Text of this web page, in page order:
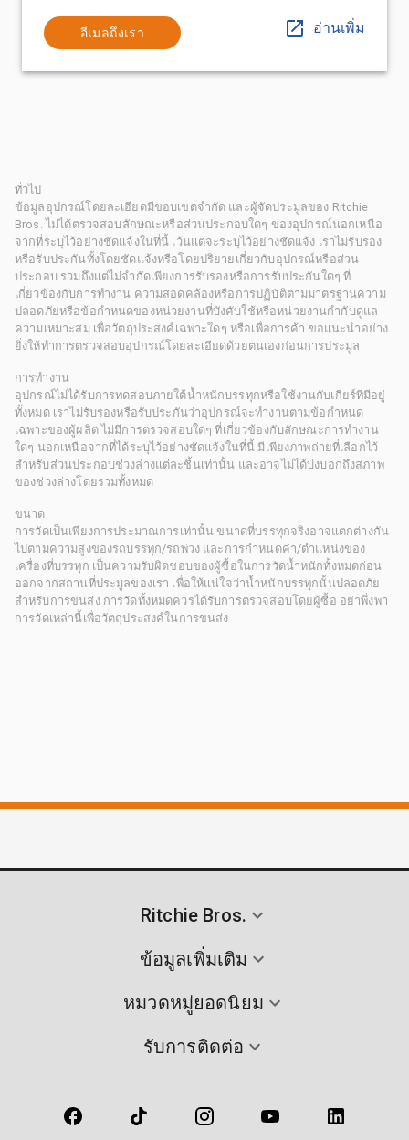
อีเมลถึงเรา อ่านเพิ่ม
ทั่วไป
ข้อมูลอุปกรณ์โดยละเอียดมีขอบเขตจำกัด และผู้จัดประมูลของ Ritchie
Bros. ไม่ได้ตรวจสอบลักษณะหรือส่วนประกอบใดๆ ของอุปกรณ์นอกเหนือ
จากที่ระบุไว้อย่างชัดแจ้งในที่นี้ เว้นแต่จะระบุไว้อย่างชัดแจ้ง เราไม่รับรอง
หรือรับประกันทั้งโดยชัดแจ้งหรือโดยปริยายเกี่ยวกับอุปกรณ์หรือส่วน
ประกอบ รวมถึงแต่ไม่จำกัดเพียงการรับรองหรือการรับประกันใดๆ ที่
เกี่ยวข้องกับการทำงาน ความสอดคล้องหรือการปฏิบัติตามมาตรฐานความ
ปลอดภัยหรือข้อกำหนดของหน่วยงานที่บังคับใช้หรือหน่วยงานกำกับดูแล
ความเหมาะสม เพื่อวัตถุประสงค์เฉพาะใดๆ หรือเพื่อการค้า ขอแนะนำอย่าง
ยิ่งให้ทำการตรวจสอบอุปกรณ์โดยละเอียดด้วยตนเองก่อนการประมูล
การทำงาน
อุปกรณ์ไม่ได้รับการทดสอบภายใต้น้ำหนักบรรทุกหรือใช้งานกับเกียร์ที่มีอยู่
ทั้งหมด เราไม่รับรองหรือรับประกันว่าอุปกรณ์จะทำงานตามข้อกำหนด
เฉพาะของผู้ผลิต ไม่มีการตรวจสอบใดๆ ที่เกี่ยวข้องกับลักษณะการทำงาน
ใดๆ นอกเหนือจากที่ได้ระบุไว้อย่างชัดแจ้งในที่นี้ มีเพียงภาพถ่ายที่เลือกไว้
สำหรับส่วนประกอบช่วงล่างแต่ละชิ้นเท่านั้น และอาจไม่ได้บ่งบอกถึงสภาพ
ของช่วงล่างโดยรวมทั้งหมด
ขนาด
การวัดเป็นเพียงการประมาณการเท่านั้น ขนาดที่บรรทุกจริงอาจแตกต่างกัน
ไปตามความสูงของรถบรรทุก/รถพ่วง และการกำหนดค่า/ตำแหน่งของ
เครื่องที่บรรทุก เป็นความรับผิดชอบของผู้ซื้อในการวัดน้ำหนักทั้งหมดก่อน
ออกจากสถานที่ประมูลของเรา เพื่อให้แน่ใจว่าน้ำหนักบรรทุกนั้นปลอดภัย
สำหรับการขนส่ง การวัดทั้งหมดควรได้รับการตรวจสอบโดยผู้ซื้อ อย่าพึ่งพา
การวัดเหล่านี้เพื่อวัตถุประสงค์ในการขนส่ง
Ritchie Bros.
ข้อมูลเพิ่มเติม
หมวดหมู่ยอดนิยม
รับการติดต่อ